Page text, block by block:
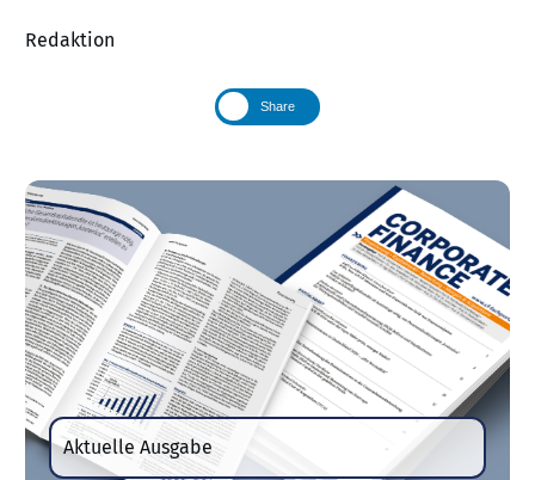
Redaktion
Share
Aktuelle Ausgabe